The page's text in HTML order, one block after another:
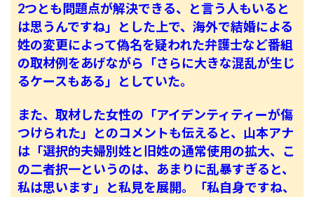
2つとも問題点が解決できる、と言う人もいると
は思うんですね」とした上で、海外で結婚による
姓の変更によって偽名を疑われた弁護士など番組
の取材例をあげながら「さらに大きな混乱が生じ
るケースもある」としていた。
また、取材した女性の「アイデンティティーが傷
つけられた」とのコメントも伝えると、山本アナ
は「選択的夫婦別姓と旧姓の通常使用の拡大、こ
の二者択一というのは、あまりに乱暴すぎると、
私は思います」と私見を展開。「私自身ですね、